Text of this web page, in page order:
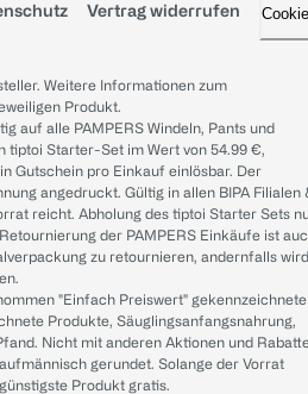
Vertrag widerrufen
Weitere Informationen zum
Produkt.
auf alle PAMPERS Windeln, Pants und
tiptoi Starter-Set im Wert von 54.99 €,
Gutschein pro Einkauf einlösbar. Der
angedruckt. Gültig in allen BIPA Filialen
reicht. Abholung des tiptoi Starter Sets
der PAMPERS Einkäufe ist
zu retournieren, andernfalls wird
"Einfach Preiswert" gekennzeichnete
Produkte, Säuglingsanfangsnahrung,
Nicht mit anderen Aktionen und
gerundet. Solange der Vorrat
Produkt gratis.